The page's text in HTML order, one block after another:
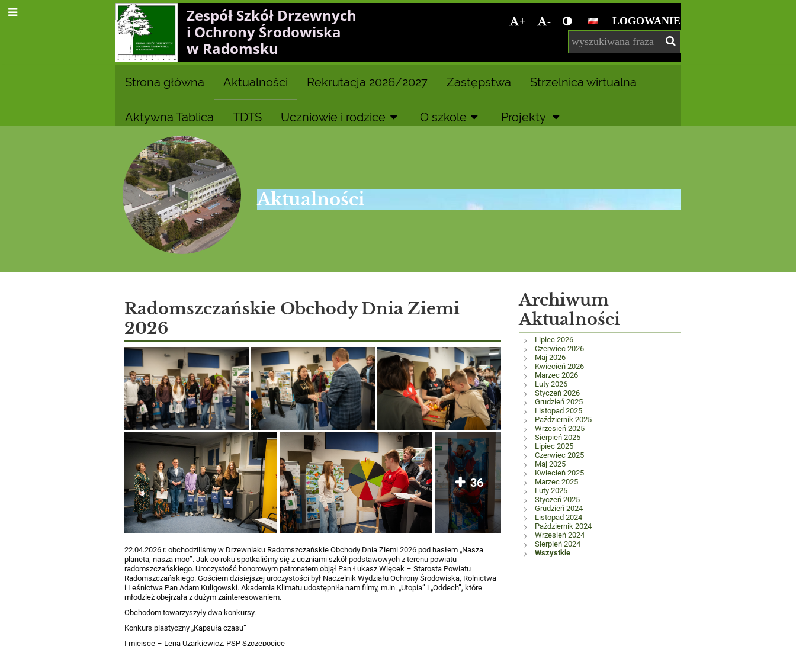
Zespół Szkół Drzewnych
i Ochrony Środowiska
w Radomsku
+ - LOGOWANIE
Strona główna Aktualności Rekrutacja 2026/2027 Zastępstwa Strzelnica wirtualna
Aktywna Tablica TDTS Uczniowie i rodzice O szkole Projekty
Aktualności
Aktualności
Radomszczańskie Obchody Dnia Ziemi
2026
36
22.04.2026 r. obchodziliśmy w Drzewniaku Radomszczańskie Obchody Dnia Ziemi 2026 pod hasłem „Nasza
planeta, nasza moc”. Jak co roku spotkaliśmy się z uczniami szkół podstawowych z terenu powiatu
radomszczańskiego. Uroczystość honorowym patronatem objął Pan Łukasz Więcek – Starosta Powiatu
Radomszczańskiego. Gościem dzisiejszej uroczystości był Naczelnik Wydziału Ochrony Środowiska, Rolnictwa
i Leśnictwa Pan Adam Kuligowski. Akademia Klimatu udostępniła nam filmy, m.in. „Utopia” i „Oddech”, które
młodzież obejrzała z dużym zainteresowaniem.
Obchodom towarzyszyły dwa konkursy.
Konkurs plastyczny „Kapsuła czasu”
I miejsce – Lena Uzarkiewicz, PSP Szczepocice
Archiwum
Aktualności
Lipiec 2026
Czerwiec 2026
Maj 2026
Kwiecień 2026
Marzec 2026
Luty 2026
Styczeń 2026
Grudzień 2025
Listopad 2025
Październik 2025
Wrzesień 2025
Sierpień 2025
Lipiec 2025
Czerwiec 2025
Maj 2025
Kwiecień 2025
Marzec 2025
Luty 2025
Styczeń 2025
Grudzień 2024
Listopad 2024
Październik 2024
Wrzesień 2024
Sierpień 2024
Wszystkie